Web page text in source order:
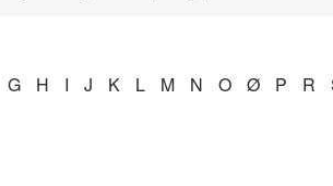
G H I J K L M N O Ø P R